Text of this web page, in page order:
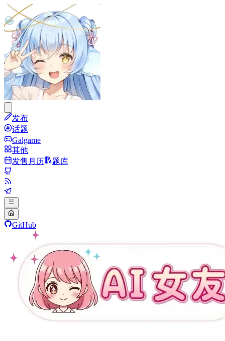
发布
话题
Galgame
其他
发售月历
题库
GitHub